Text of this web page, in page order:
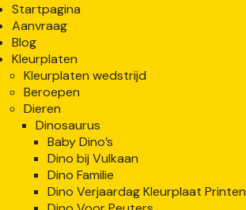
Startpagina
Aanvraag
Blog
Kleurplaten
Kleurplaten wedstrijd
Beroepen
Dieren
Dinosaurus
Baby Dino’s
Dino bij Vulkaan
Dino Familie
Dino Verjaardag Kleurplaat Printen